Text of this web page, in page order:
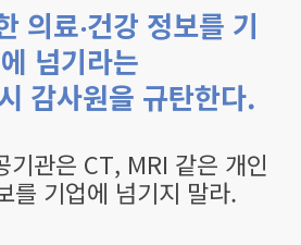
의료‧건강 정보를 기
넘기라는
감사원을 규탄한다.
기관은 CT, MRI 같은 개인
를 기업에 넘기지 말라.